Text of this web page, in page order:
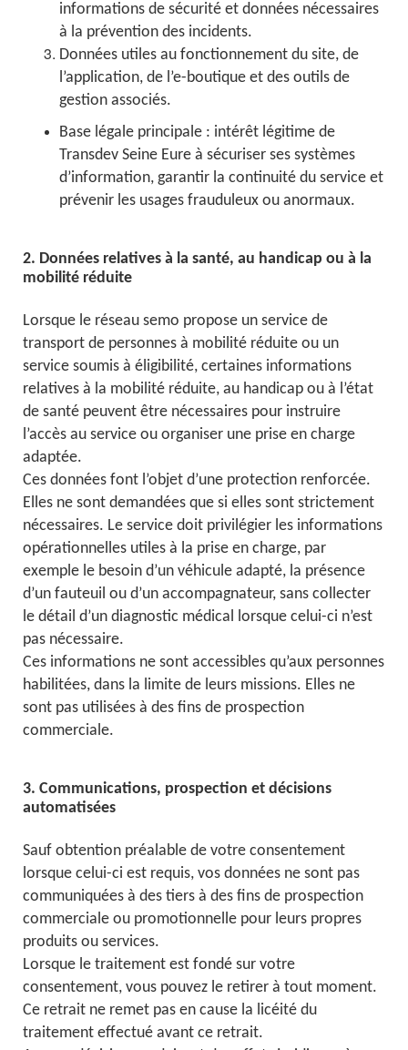
informations de sécurité et données nécessaires
à la prévention des incidents.
Données utiles au fonctionnement du site, de
l’application, de l’e-boutique et des outils de
gestion associés.
Base légale principale : intérêt légitime de
Transdev Seine Eure à sécuriser ses systèmes
d’information, garantir la continuité du service et
prévenir les usages frauduleux ou anormaux.
2. Données relatives à la santé, au handicap ou à la
mobilité réduite
Lorsque le réseau semo propose un service de
transport de personnes à mobilité réduite ou un
service soumis à éligibilité, certaines informations
relatives à la mobilité réduite, au handicap ou à l’état
de santé peuvent être nécessaires pour instruire
l’accès au service ou organiser une prise en charge
adaptée.
Ces données font l’objet d’une protection renforcée.
Elles ne sont demandées que si elles sont strictement
nécessaires. Le service doit privilégier les informations
opérationnelles utiles à la prise en charge, par
exemple le besoin d’un véhicule adapté, la présence
d’un fauteuil ou d’un accompagnateur, sans collecter
le détail d’un diagnostic médical lorsque celui-ci n’est
pas nécessaire.
Ces informations ne sont accessibles qu’aux personnes
habilitées, dans la limite de leurs missions. Elles ne
sont pas utilisées à des fins de prospection
commerciale.
3. Communications, prospection et décisions
automatisées
Sauf obtention préalable de votre consentement
lorsque celui-ci est requis, vos données ne sont pas
communiquées à des tiers à des fins de prospection
commerciale ou promotionnelle pour leurs propres
produits ou services.
Lorsque le traitement est fondé sur votre
consentement, vous pouvez le retirer à tout moment.
Ce retrait ne remet pas en cause la licéité du
traitement effectué avant ce retrait.